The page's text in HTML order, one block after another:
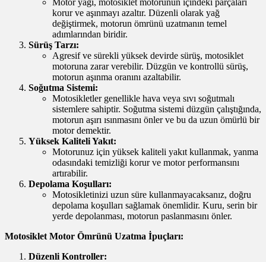
Motor yağı, motosiklet motorunun içindeki parçaları
korur ve aşınmayı azaltır. Düzenli olarak yağ
değiştirmek, motorun ömrünü uzatmanın temel
adımlarından biridir.
Sürüş Tarzı:
Agresif ve sürekli yüksek devirde sürüş, motosiklet
motoruna zarar verebilir. Düzgün ve kontrollü sürüş,
motorun aşınma oranını azaltabilir.
Soğutma Sistemi:
Motosikletler genellikle hava veya sıvı soğutmalı
sistemlere sahiptir. Soğutma sistemi düzgün çalıştığında,
motorun aşırı ısınmasını önler ve bu da uzun ömürlü bir
motor demektir.
Yüksek Kaliteli Yakıt:
Motorunuz için yüksek kaliteli yakıt kullanmak, yanma
odasındaki temizliği korur ve motor performansını
artırabilir.
Depolama Koşulları:
Motosikletinizi uzun süre kullanmayacaksanız, doğru
depolama koşulları sağlamak önemlidir. Kuru, serin bir
yerde depolanması, motorun paslanmasını önler.
Motosiklet Motor Ömrünü Uzatma İpuçları:
Düzenli Kontroller: